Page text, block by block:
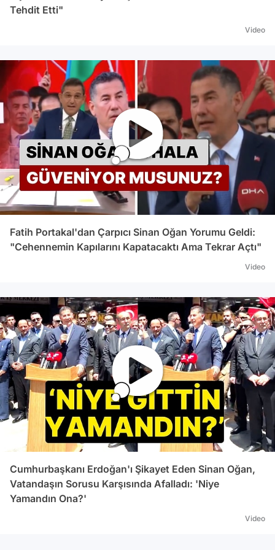
Tehdit Etti"
Video
Fatih Portakal'dan Çarpıcı Sinan Oğan Yorumu Geldi:
"Cehennemin Kapılarını Kapatacaktı Ama Tekrar Açtı"
Video
Cumhurbaşkanı Erdoğan'ı Şikayet Eden Sinan Oğan,
Vatandaşın Sorusu Karşısında Afalladı: 'Niye
Yamandın Ona?'
Video